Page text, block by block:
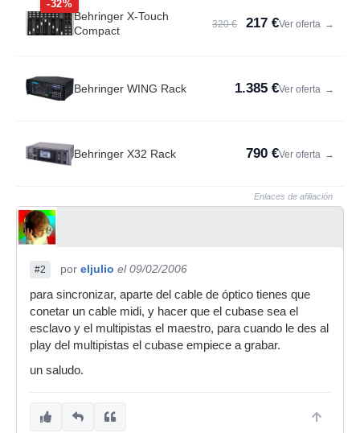
-32%
Behringer X-Touch
Compact
320 € 217 €Ver oferta →
Behringer WING Rack 1.385 €Ver oferta →
Behringer X32 Rack 790 €Ver oferta →
Enlaces de afiliación
#2 por eljulio el 09/02/2006
para sincronizar, aparte del cable de óptico tienes que
conetar un cable midi, y hacer que el cubase sea el
esclavo y el multipistas el maestro, para cuando le des al
play del multipistas el cubase empiece a grabar.
un saludo.